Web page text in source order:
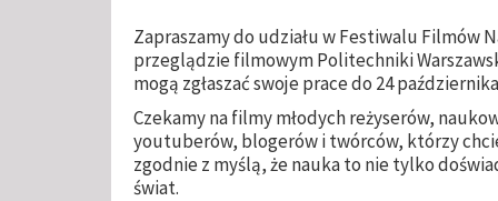
Zapraszamy do udziału w Festiwalu Filmów
przeglądzie filmowym Politechniki
mogą zgłaszać swoje prace do 24
Czekamy na filmy młodych reżyserów,
youtuberów, blogerów i twórców, którzy
zgodnie z myślą, że nauka to nie tylko
świat.